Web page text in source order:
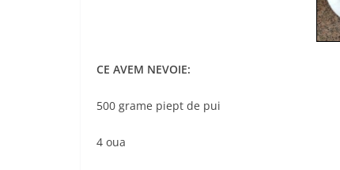
CE AVEM NEVOIE:
500 grame piept de pui
4 oua